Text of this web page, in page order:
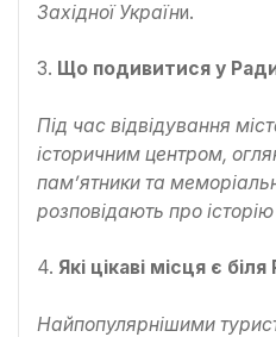
Західної України.
3. Що подивитися у
Під час відвідування
історичним центром,
пам’ятники та
розповідають про
4. Які цікаві місця є
Найпопулярнішими